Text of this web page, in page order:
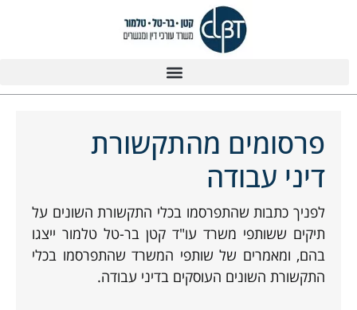
פרסומים מהתקשורת
דיני עבודה​
לפניך כתבות שהתפרסמו בכלי התקשורת השונים על
תיקים ששותפי משרד עו"ד קטן בר-טל טלמור ייצגו
בהם, ומאמרים של שותפי המשרד שהתפרסמו בכלי
התקשורת השונים העוסקים בדיני עבודה.